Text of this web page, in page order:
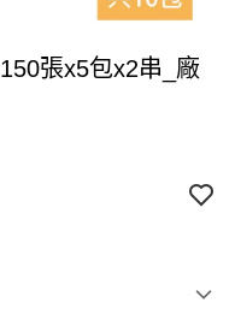
張x5包x2串_廠